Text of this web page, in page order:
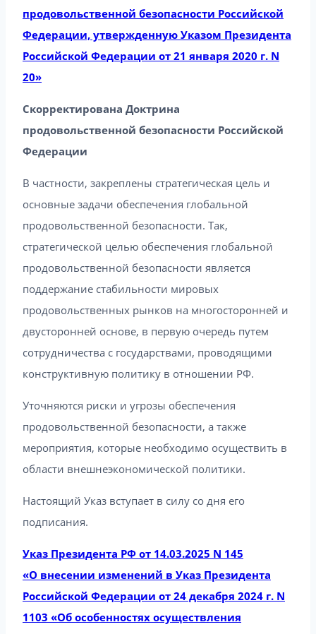
продовольственной безопасности Российской
Федерации, утвержденную Указом Президента
Российской Федерации от 21 января 2020 г. N
20»
Скорректирована Доктрина
продовольственной безопасности Российской
Федерации
В частности, закреплены стратегическая цель и
основные задачи обеспечения глобальной
продовольственной безопасности. Так,
стратегической целью обеспечения глобальной
продовольственной безопасности является
поддержание стабильности мировых
продовольственных рынков на многосторонней и
двусторонней основе, в первую очередь путем
сотрудничества с государствами, проводящими
конструктивную политику в отношении РФ.
Уточняются риски и угрозы обеспечения
продовольственной безопасности, а также
мероприятия, которые необходимо осуществить в
области внешнеэкономической политики.
Настоящий Указ вступает в силу со дня его
подписания.
Указ Президента РФ от 14.03.2025 N 145
«О внесении изменений в Указ Президента
Российской Федерации от 24 декабря 2024 г. N
1103 «Об особенностях осуществления